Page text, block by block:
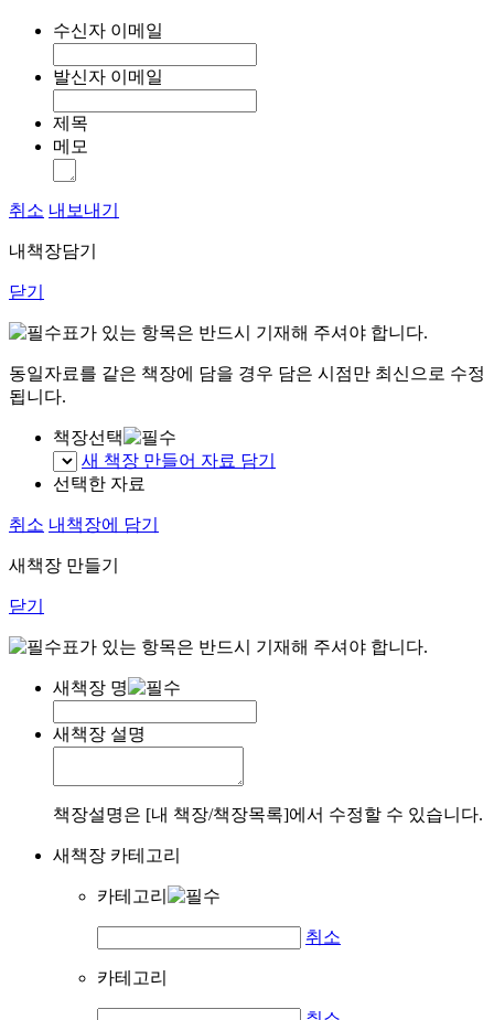
수신자 이메일
발신자 이메일
제목
메모
취소 내보내기
내책장담기
닫기
표가 있는 항목은 반드시 기재해 주셔야 합니다.
동일자료를 같은 책장에 담을 경우 담은 시점만 최신으로 수정
됩니다.
책장선택
새 책장 만들어 자료 담기
선택한 자료
취소 내책장에 담기
새책장 만들기
닫기
표가 있는 항목은 반드시 기재해 주셔야 합니다.
새책장 명
새책장 설명
책장설명은 [내 책장/책장목록]에서 수정할 수 있습니다.
새책장 카테고리
카테고리
취소
카테고리